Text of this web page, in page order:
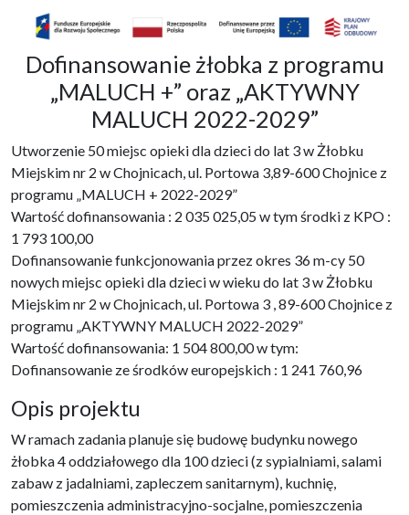
Dofinansowanie żłobka z programu
„MALUCH +” oraz „AKTYWNY
MALUCH 2022-2029”
Utworzenie 50 miejsc opieki dla dzieci do lat 3 w Żłobku
Miejskim nr 2 w Chojnicach, ul. Portowa 3,89-600 Chojnice z
programu „MALUCH + 2022-2029”
Wartość dofinansowania : 2 035 025,05 w tym środki z KPO :
1 793 100,00
Dofinansowanie funkcjonowania przez okres 36 m-cy 50
nowych miejsc opieki dla dzieci w wieku do lat 3 w Żłobku
Miejskim nr 2 w Chojnicach, ul. Portowa 3 , 89-600 Chojnice z
programu „AKTYWNY MALUCH 2022-2029”
Wartość dofinansowania: 1 504 800,00 w tym:
Dofinansowanie ze środków europejskich : 1 241 760,96
Opis projektu
W ramach zadania planuje się budowę budynku nowego
żłobka 4 oddziałowego dla 100 dzieci (z sypialniami, salami
zabaw z jadalniami, zapleczem sanitarnym), kuchnię,
pomieszczenia administracyjno-socjalne, pomieszczenia